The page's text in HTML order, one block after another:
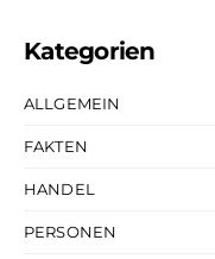
Kategorien
ALLGEMEIN
FAKTEN
HANDEL
PERSONEN